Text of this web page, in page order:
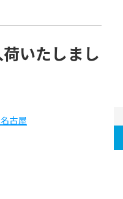
いたしまし
古屋